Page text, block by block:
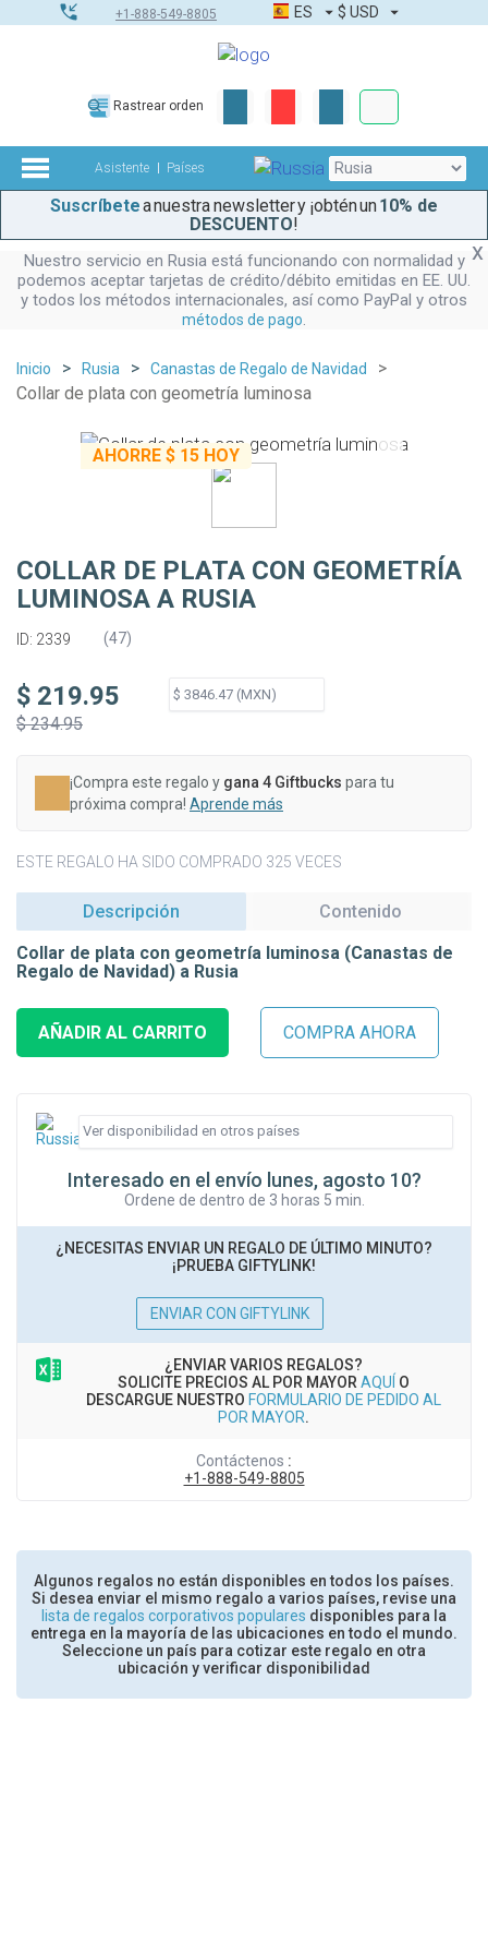
+1-888-549-8805 ES $ USD
Rastrear orden
Asistente Países
Suscríbetea nuestra newsletter y ¡obtén un10% de
DESCUENTO!
Nuestro servicio en Rusia está funcionando con normalidad y
podemos aceptar tarjetas de crédito/débito emitidas en EE. UU.
y todos los métodos internacionales, así como PayPal y otros
métodos de pago.
Inicio Rusia Canastas de Regalo de Navidad
Collar de plata con geometría luminosa
AHORRE $ 15HOY
COLLAR DE PLATA CON GEOMETRÍA
LUMINOSA A RUSIA
ID: 2339 (47)
$ 219.95
$ 234.95
¡Compra este regalo y gana 4 Giftbucks para tu
próxima compra! Aprende más
ESTE REGALO HA SIDO COMPRADO 325 VECES
Descripción
Contenido
Collar de plata con geometría luminosa (Canastas de
Regalo de Navidad) a Rusia
Interesado en el envío lunes, agosto 10?
Ordene de dentro de 3 horas 5 min.
¿NECESITAS ENVIAR UN REGALO DE ÚLTIMO MINUTO?
¡PRUEBA GIFTYLINK!
ENVIAR CON GIFTYLINK
¿ENVIAR VARIOS REGALOS?
SOLICITE PRECIOS AL POR MAYOR AQUÍ O
DESCARGUE NUESTRO FORMULARIO DE PEDIDO AL
POR MAYOR.
Contáctenos :
+1-888-549-8805
Algunos regalos no están disponibles en todos los países.
Si desea enviar el mismo regalo a varios países, revise una
lista de regalos corporativos populares disponibles para la
entrega en la mayoría de las ubicaciones en todo el mundo.
Seleccione un país para cotizar este regalo en otra
ubicación y verificar disponibilidad